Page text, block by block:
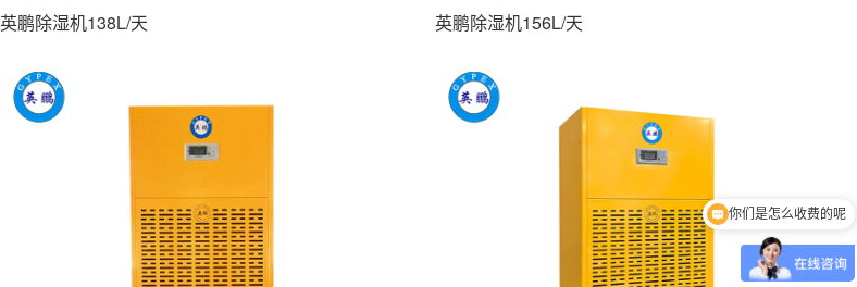
英鹏除湿机138L/天 英鹏除湿机156L/天
现在有优惠活动吗